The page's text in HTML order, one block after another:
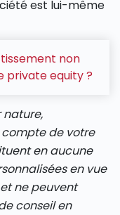
est lui-même
non
private equity ?
nature,
compte de votre
en aucune
en vue
ne peuvent
conseil en